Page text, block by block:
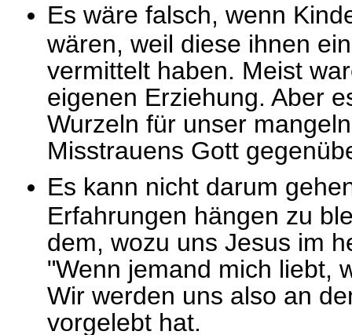
Es wäre falsch, wenn
wären, weil diese ihnen
vermittelt haben. Meist
eigenen Erziehung. Aber
Wurzeln für unser
Misstrauens Gott
Es kann nicht darum
Erfahrungen hängen zu
dem, wozu uns Jesus im
"Wenn jemand mich liebt,
Wir werden uns also an
vorgelebt hat.